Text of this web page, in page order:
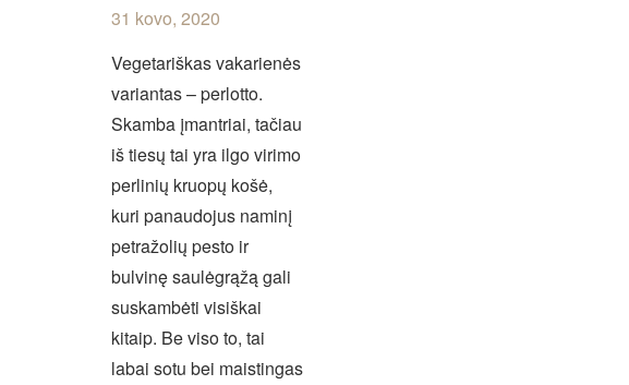
31 kovo, 2020
Vegetariškas vakarienės
variantas – perlotto.
Skamba įmantriai, tačiau
iš tiesų tai yra ilgo virimo
perlinių kruopų košė,
kuri panaudojus naminį
petražolių pesto ir
bulvinę saulėgrąžą gali
suskambėti visiškai
kitaip. Be viso to, tai
labai sotu bei maistingas